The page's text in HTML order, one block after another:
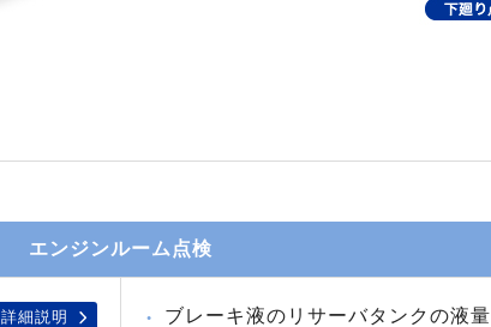
エンジンルーム点検
詳細説明 ブレーキ液のリサーバタンクの液量